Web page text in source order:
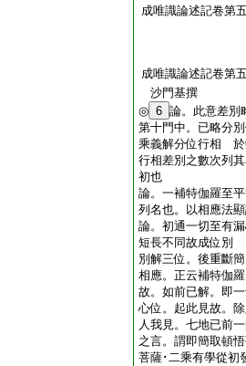
成唯識論述記卷第
成唯識論述記卷第
沙門基撰
◎ 6 論。此意差
第十門中。已略分
乘義解分位行相 於
行相差別之數次列
初也
論。一補特伽羅至
列名也。以相應法
論。初通一切至有
短長不同故成位別
別解三位。後重斷
相應。正云補特伽
故。如前已解。即
心位。起此見故。
人我見。七地已前
之言。謂即簡取頓
菩薩･二乘有學從初